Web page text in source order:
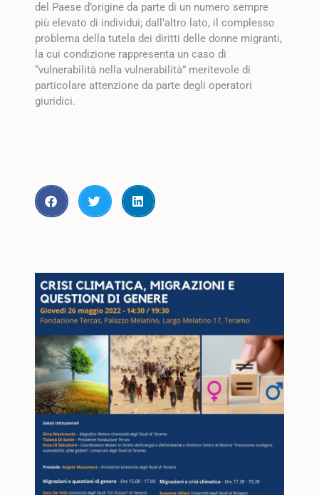
del Paese d’origine da parte di un numero sempre
più elevato di individui; dall’altro lato, il complesso
problema della tutela dei diritti delle donne migranti,
la cui condizione rappresenta un caso di
“vulnerabilità nella vulnerabilità” meritevole di
particolare attenzione da parte degli operatori
giuridici.